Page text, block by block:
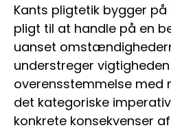
Kants pligtetik bygger
pligt til at handle på en
uanset
understreger
overensstemmelse med
det kategoriske
konkrete konsekvenser